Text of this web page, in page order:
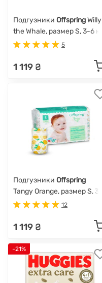
Подгузники OffspringWilly
the Whale, размер S, 3-6 кг,
48 шт.
5
1 119 ₴
Подгузники Offspring
Tangy Orange, размер S, 3-
6 кг, 48 шт.
12
1 119 ₴
-21%